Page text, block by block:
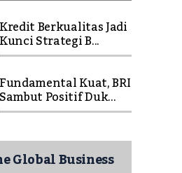
Kredit Berkualitas Jadi
Kunci Strategi B...
Fundamental Kuat, BRI
Sambut Positif Duk...
Global Business